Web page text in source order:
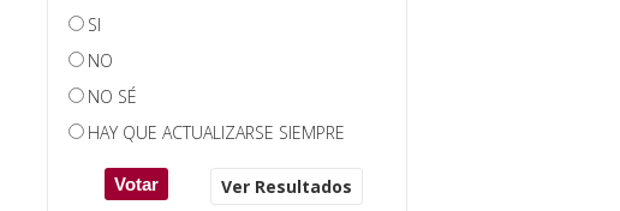
SI
NO
NO SÉ
HAY QUE ACTUALIZARSE SIEMPRE
Ver Resultados